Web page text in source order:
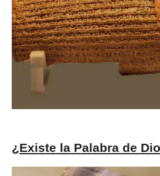
¿Existe la Palabra de